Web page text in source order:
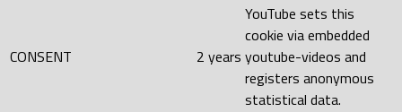
CONSENT 2 years
YouTube sets this
cookie via embedded
youtube-videos and
registers anonymous
statistical data.